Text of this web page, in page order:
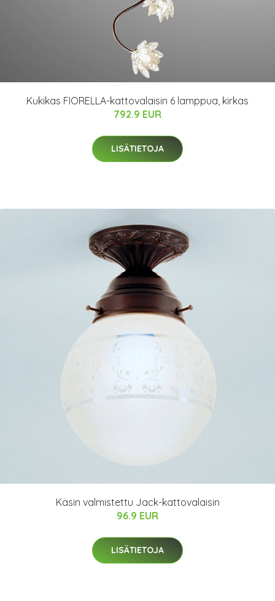
Kukikas FIORELLA-kattovalaisin 6 lamppua, kirkas
792.9 EUR
LISÄTIETOJA
Käsin valmistettu Jack-kattovalaisin
96.9 EUR
LISÄTIETOJA